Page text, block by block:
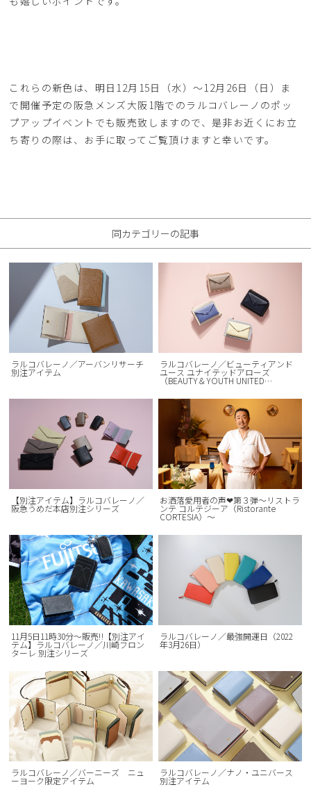
これらの新色は、明日12月15日（水）～12月26日（日）ま
で開催予定の阪急メンズ大阪1階でのラルコバレーノのポッ
プアップイベントでも販売致しますので、是非お近くにお立
ち寄りの際は、お手に取ってご覧頂けますと幸いです。
同カテゴリーの記事
ラルコバレーノ／アーバンリサーチ
別注アイテム
ラルコバレーノ／ビューティアンド
ユース ユナイテッドアローズ
（BEAUTY＆YOUTH UNITED
ARROWS）別注アイテム
【別注アイテム】ラルコバレーノ／
阪急うめだ本店別注シリーズ
お洒落愛用者の声❤︎第３弾〜リストラ
ンテ コルテジーア（Ristorante
CORTESIA）〜
11月5日11時30分～販売‼【別注アイ
テム】ラルコバレーノ／川崎フロン
ターレ 別注シリーズ
ラルコバレーノ／最強開運日（2022
年3月26日）
ラルコバレーノ／バーニーズ ニュ
ーヨーク限定アイテム
ラルコバレーノ／ナノ・ユニバース
別注アイテム